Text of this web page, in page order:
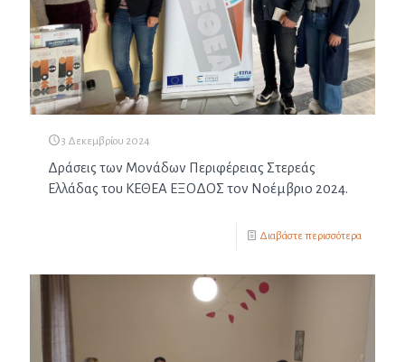
3 Δεκεμβρίου 2024
Δράσεις των Μονάδων Περιφέρειας Στερεάς
Ελλάδας του ΚΕΘΕΑ ΕΞΟΔΟΣ τον Νοέμβριο 2024.
Διαβάστε περισσότερα